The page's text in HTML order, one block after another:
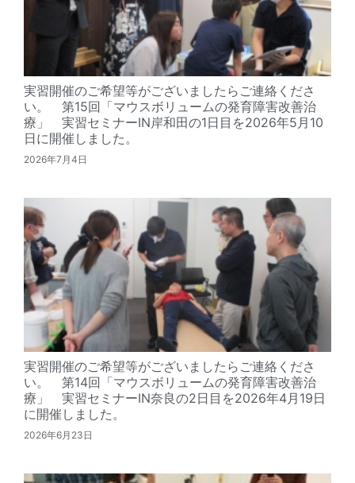
実習開催のご希望等がございましたらご連絡くださ
い。 第15回「マウスボリュームの発育障害改善治
療」 実習セミナーIN岸和田の1日目を2026年5月10
日に開催しました。
2026年7月4日
実習開催のご希望等がございましたらご連絡くださ
い。 第14回「マウスボリュームの発育障害改善治
療」 実習セミナーIN奈良の2日目を2026年4月19日
に開催しました。
2026年6月23日